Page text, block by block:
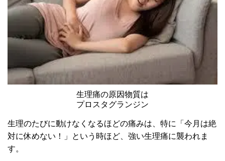
生理痛の原因物質は
プロスタグランジン
生理のたびに動けなくなるほどの痛みは、特に「今月は絶
対に休めない！」という時ほど、強い生理痛に襲われま
す。